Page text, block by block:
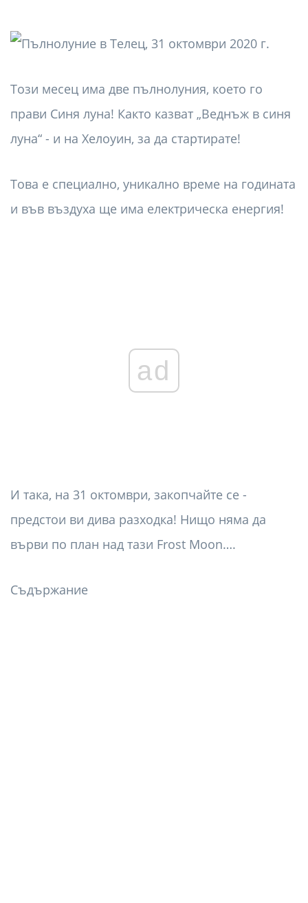
Този месец има две пълнолуния, което го
прави Синя луна! Както казват „Веднъж в синя
луна“ - и на Хелоуин, за да стартирате!
Това е специално, уникално време на годината
и във въздуха ще има електрическа енергия!
ad
И така, на 31 октомври, закопчайте се -
предстои ви дива разходка! Нищо няма да
върви по план над тази Frost Moon….
Съдържание